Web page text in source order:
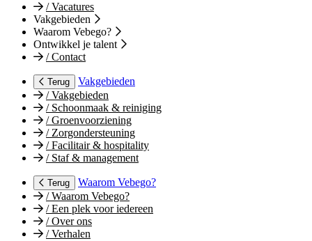
/Vacatures
Vakgebieden
Waarom Vebego?
Ontwikkel je talent
/Contact
Terug
Vakgebieden
/Vakgebieden
/Schoonmaak & reiniging
/Groenvoorziening
/Zorgondersteuning
/Facilitair & hospitality
/Staf & management
Terug
Waarom Vebego?
/Waarom Vebego?
/Een plek voor iedereen
/Over ons
/Verhalen